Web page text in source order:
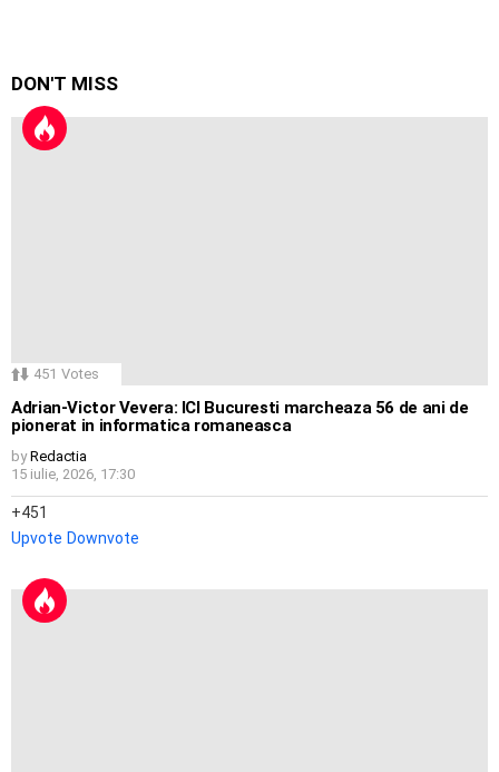
DON'T MISS
451 Votes
Adrian-Victor Vevera: ICI Bucuresti marcheaza 56 de ani de
pionerat in informatica romaneasca
by Redactia
15 iulie, 2026, 17:30
451
Upvote Downvote